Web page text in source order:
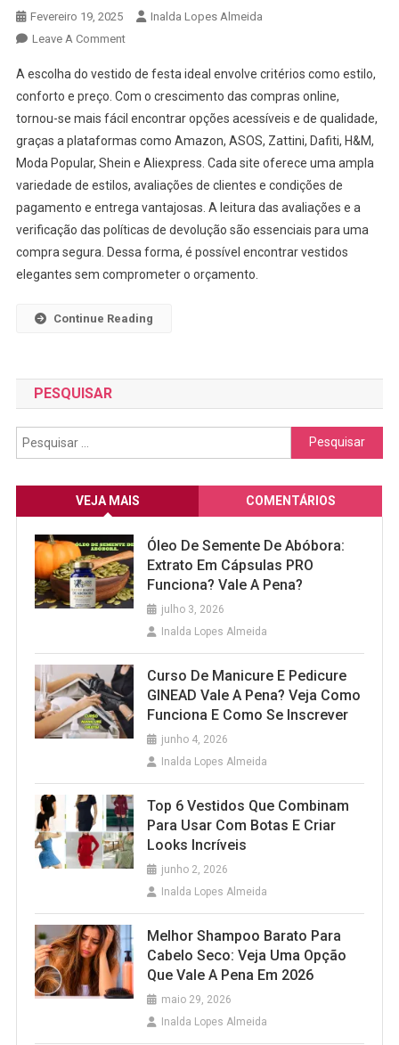
Fevereiro 19, 2025
Inalda Lopes Almeida
Leave A CommentOn
Melhores
Sites
Para
Comprar
Vestidos
De
Com
E
Qualidade
A escolha do vestido de festa ideal envolve critérios como estilo,
conforto e preço. Com o crescimento das compras online,
tornou-se mais fácil encontrar opções acessíveis e de qualidade,
graças a plataformas como Amazon, ASOS, Zattini, Dafiti, H&M,
Moda Popular, Shein e Aliexpress. Cada site oferece uma ampla
variedade de estilos, avaliações de clientes e condições de
pagamento e entrega vantajosas. A leitura das avaliações e a
verificação das políticas de devolução são essenciais para uma
compra segura. Dessa forma, é possível encontrar vestidos
elegantes sem comprometer o orçamento.
Continue Reading
PESQUISAR
Pesquisar
por:
VEJA MAIS COMENTÁRIOS
Óleo De Semente De Abóbora:
Extrato Em Cápsulas PRO
Funciona? Vale A Pena?
julho 3, 2026
Inalda Lopes Almeida
Curso De Manicure E Pedicure
GINEAD Vale A Pena? Veja Como
Funciona E Como Se Inscrever
junho 4, 2026
Inalda Lopes Almeida
Top 6 Vestidos Que Combinam
Para Usar Com Botas E Criar
Looks Incríveis
junho 2, 2026
Inalda Lopes Almeida
Melhor Shampoo Barato Para
Cabelo Seco: Veja Uma Opção
Que Vale A Pena Em 2026
maio 29, 2026
Inalda Lopes Almeida